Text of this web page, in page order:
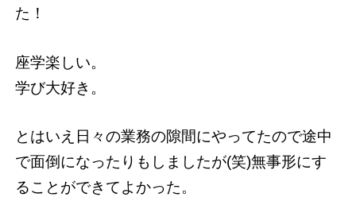
た！
座学楽しい。
学び大好き。
とはいえ日々の業務の隙間にやってたので途中
で面倒になったりもしましたが(笑)無事形にす
ることができてよかった。